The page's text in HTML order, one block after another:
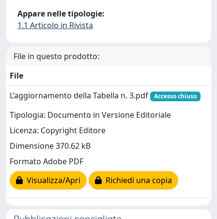
Appare nelle tipologie:
1.1 Articolo in Rivista
File in questo prodotto:
File
L’aggiornamento della Tabella n. 3.pdf
Accesso chiuso
Tipologia: Documento in Versione Editoriale
Licenza: Copyright Editore
Dimensione 370.62 kB
Formato Adobe PDF
Visualizza/Apri
Richiedi una copia